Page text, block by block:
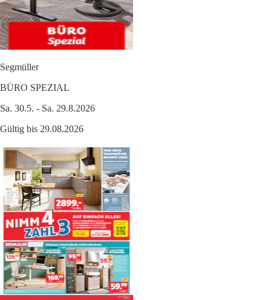
Segmüller
BÜRO SPEZIAL
Sa. 30.5. - Sa. 29.8.2026
Gültig bis 29.08.2026